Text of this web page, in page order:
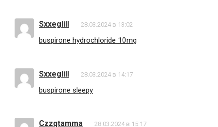
Sxxeglill 28.03.2024 в 13:02
buspirone hydrochloride 10mg
Sxxeglill 28.03.2024 в 14:17
buspirone sleepy
Czzqtamma 28.03.2024 в 15:17